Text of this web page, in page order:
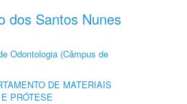
dos Santos Nunes
Odontologia (Câmpus de
DE MATERIAIS
PRÓTESE